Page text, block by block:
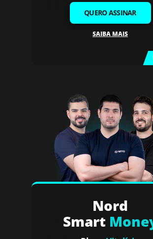
QUERO ASSINAR
SAIBA MAIS
Nord
Smart